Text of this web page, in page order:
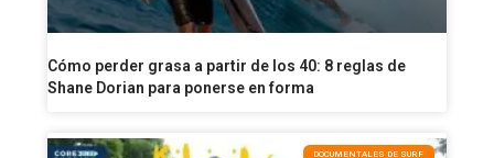
Cómo perder grasa a partir de los 40: 8 reglas de
Shane Dorian para ponerse en forma
DOCUMENTALES DE SURF